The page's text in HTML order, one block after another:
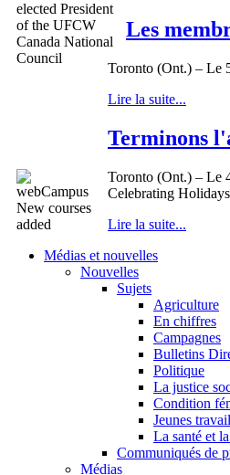
Les
Toronto (Ont.) – Le
Lire la suite...
Terminons
Toronto (Ont.) – Le
Celebrating
Lire la suite...
Médias et nouvelles
Nouvelles
Sujets
Agriculture
En chiffres
Campagnes
Bulletins
Politique
La justice
Condition
Jeunes
La santé et
Communiqués de
Médias